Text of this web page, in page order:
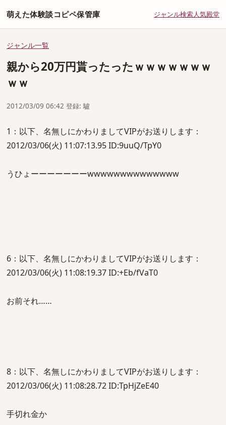
萌えた体験談コピペ保管庫 ジャンル検索人気殿堂
ジャンル一覧
親から20万円貰ったったｗｗｗｗｗｗｗ
ｗｗ
2012/03/09 06:42 登録: 驢
1：以下、名無しにかわりましてVIPがお送りします：
2012/03/06(火) 11:07:13.95 ID:9uuQ/TpY0
うひょーーーーーーーwwwwwwwwwwwwww
6：以下、名無しにかわりましてVIPがお送りします：
2012/03/06(火) 11:08:19.37 ID:+Eb/fVaT0
お前それ……
8：以下、名無しにかわりましてVIPがお送りします：
2012/03/06(火) 11:08:28.72 ID:TpHjZeE40
手切れ金か